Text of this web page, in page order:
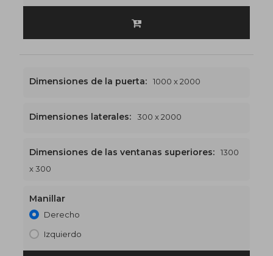
1300 x 2300€512
Dimensiones de la puerta: 1000 x 2000
Dimensiones laterales: 300 x 2000
Dimensiones de las ventanas superiores:
1300
x 300
Manillar
Derecho
Izquierdo